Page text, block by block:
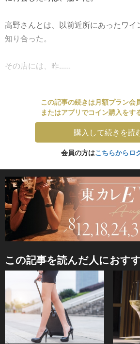
高野さんとは、以前近所にあったワイ
知り合った。
その店には、昨......
この記事の続きは月額プラン会
またはアプリでコイン購入をす
購入して続きを読
会員の方はこちらからロ
この記事を読んだ人におす